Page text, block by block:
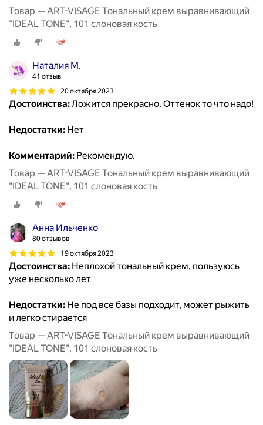
Товар — ART-VISAGE Тональный крем выравнивающий
"IDEAL TONE", 101 слоновая кость
Наталия М.
41 отзыв
20 октября 2023
Достоинства:Ложится прекрасно. Оттенок то что надо!
Недостатки: Нет
Комментарий: Рекомендую.
Товар — ART-VISAGE Тональный крем выравнивающий
"IDEAL TONE", 101 слоновая кость
Анна Ильченко
80 отзывов
19 октября 2023
Достоинства: Неплохой тональный крем, пользуюсь
уже несколько лет
Недостатки: Не под все базы подходит, может рыжить
и легко стирается
Товар — ART-VISAGE Тональный крем выравнивающий
"IDEAL TONE", 101 слоновая кость